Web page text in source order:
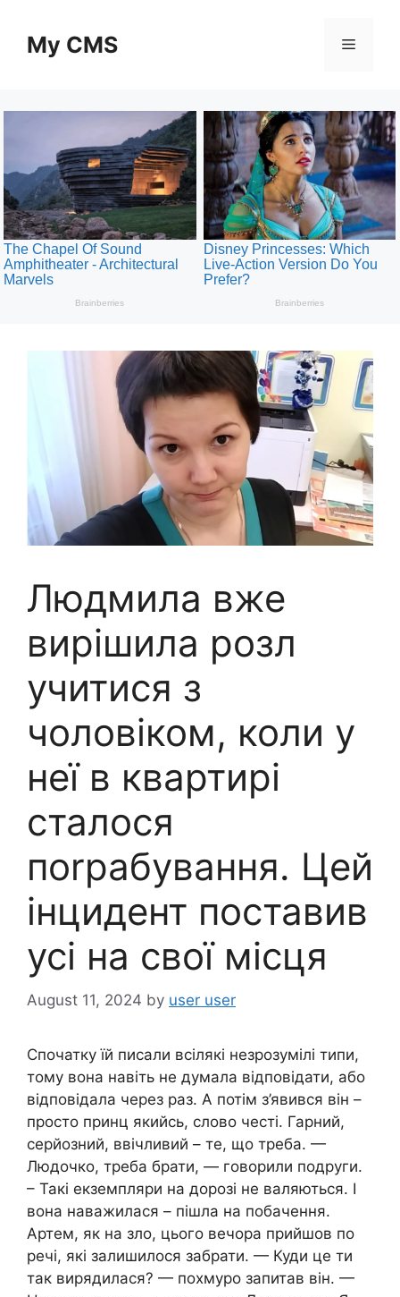
contentMy CMS Menu
Людмила вже
вирішила розл
учитися з
чоловіком, коли у
неї в квартирі
сталося
поrрабування. Цей
інцидент поставив
усі на свої місця
August 11, 2024 by user user
Спочатку їй писали всілякі незрозумілі типи,
тому вона навіть не думала відповідати, або
відповідала через раз. А потім з’явився він –
просто принц якийсь, слово честі. Гарний,
серйозний, ввічливий – те, що треба. —
Людочко, треба брати, — говорили подруги.
– Такі екземпляри на дорозі не валяються. І
вона наважилася – пішла на побачення.
Артем, як на зло, цього вечора прийшов по
речі, які залишилося забрати. — Куди це ти
так вирядилася? — похмуро запитав він. —